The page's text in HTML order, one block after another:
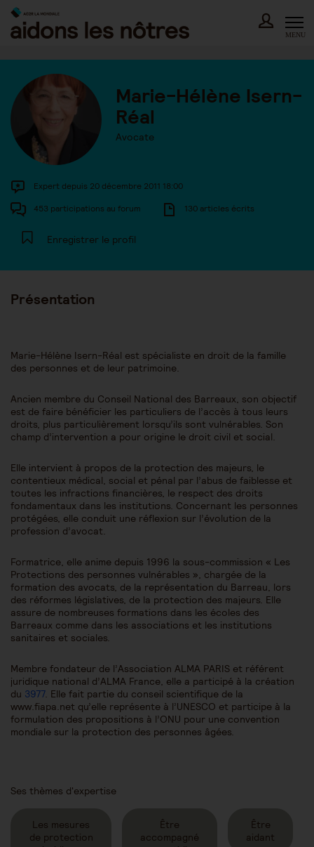
Skip
content
MENU
Marie-Hélène Isern-
Réal
Avocate
Expert depuis 20 décembre 2011 18:00
453 participations au forum 130 articles écrits
Enregistrer le profil
Présentation
Marie-Hélène Isern-Réal est spécialiste en droit de la famille
des personnes et de leur patrimoine.
Ancien membre du Conseil National des Barreaux, son objectif
est de faire bénéficier les particuliers de l’accès à tous leurs
droits, plus particulièrement lorsqu’ils sont vulnérables. Son
champ d’intervention a pour origine le droit civil et social.
Elle intervient à propos de la protection des majeurs, le
contentieux médical, social et pénal par l’abus de faiblesse et
toutes les infractions financières, le respect des droits
fondamentaux dans les institutions. Concernant les personnes
protégées, elle conduit une réflexion sur l’évolution de la
profession d’avocat.
Formatrice, elle anime depuis 1996 la sous-commission « Les
Protections des personnes vulnérables », chargée de la
formation des avocats, de la représentation du Barreau, lors
des réformes législatives, de la protection des majeurs. Elle
assure de nombreuses formations dans les écoles des
Barreaux comme dans les associations et les institutions
sanitaires et sociales.
Membre fondateur de l’Association ALMA PARIS et référent
juridique national d’ALMA France, elle a participé à la création
du 3977. Elle fait partie du conseil scientifique de la
www.fiapa.net qu’elle représente à l’UNESCO et participe à la
formulation des propositions à l’ONU pour une convention
mondiale sur la protection des personnes âgées.
Ses thèmes d'expertise
Les mesures
de protection
Être
accompagné
Être
aidant